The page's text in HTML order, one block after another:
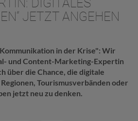
DIGITALES
JETZT ANGEHEN
in der Krise": Wir
und Content-Marketing-Expertin
über die Chance, die digitale
Tourismusverbänden oder
jetzt neu zu denken.